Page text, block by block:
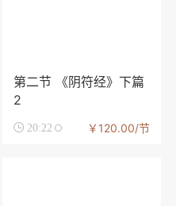
第二节 《阴符经》下篇
2
 20:22 ￥120.00/节